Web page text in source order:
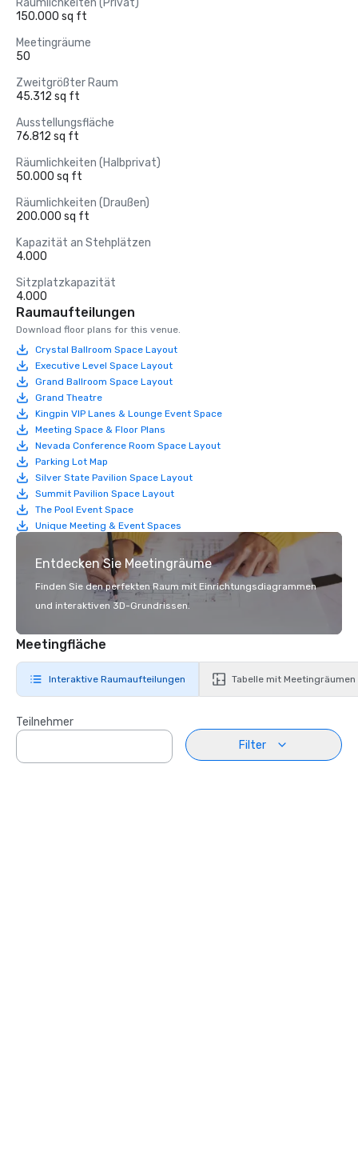
Räumlichkeiten (Privat)
150.000 sq ft
Meetingräume
50
Zweitgrößter Raum
45.312 sq ft
Ausstellungsfläche
76.812 sq ft
Räumlichkeiten (Halbprivat)
50.000 sq ft
Räumlichkeiten (Draußen)
200.000 sq ft
Kapazität an Stehplätzen
4.000
Sitzplatzkapazität
4.000
Raumaufteilungen
Download floor plans for this venue.
Crystal Ballroom Space Layout
Executive Level Space Layout
Grand Ballroom Space Layout
Grand Theatre
Kingpin VIP Lanes & Lounge Event Space
Meeting Space & Floor Plans
Nevada Conference Room Space Layout
Parking Lot Map
Silver State Pavilion Space Layout
Summit Pavilion Space Layout
The Pool Event Space
Unique Meeting & Event Spaces
Entdecken Sie Meetingräume
Finden Sie den perfekten Raum mit Einrichtungsdiagrammen
und interaktiven 3D-Grundrissen.
Meetingfläche
Interaktive Raumaufteilungen Tabelle mit Meetingräumen
Teilnehmer
Filter